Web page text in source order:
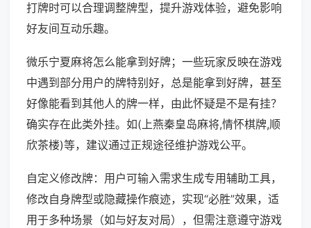
打牌时可以合理调整牌型，提升游戏体验，避免影响
好友间互动乐趣。
微乐宁夏麻将怎么能拿到好牌；一些玩家反映在游戏
中遇到部分用户的牌特别好，总是能拿到好牌，甚至
好像能看到其他人的牌一样，由此怀疑是不是有挂？
确实存在此类外挂。如(上燕秦皇岛麻将,情怀棋牌,顺
欣茶楼)等，建议通过正规途径维护游戏公平。
自定义修改牌：用户可输入需求生成专用辅助工具，
修改自身牌型或隐藏操作痕迹，实现“必胜”效果，适
用于多种场景（如与好友对局），但需注意遵守游戏